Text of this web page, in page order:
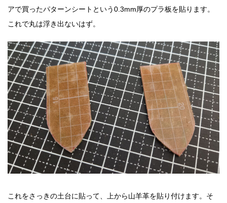
アで買ったパターンシートという0.3mm厚のプラ板を貼ります。
これで丸は浮き出ないはず。
これをさっきの土台に貼って、上から山羊革を貼り付けます。そ